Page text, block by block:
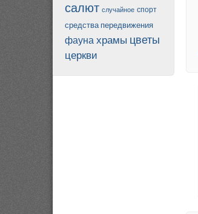
салют случайное спорт
средства передвижения
фауна храмы цветы
церкви